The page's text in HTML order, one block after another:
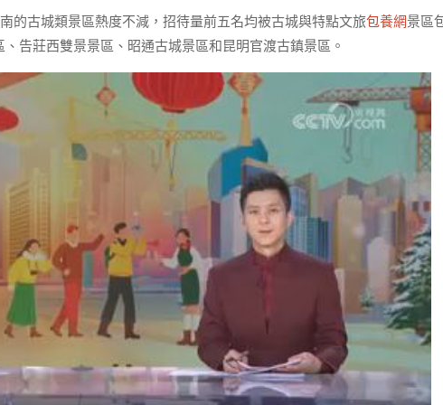
的古城類景區熱度不減，招待量前五名均被古城與特點文旅包養網景區
、告莊西雙景景區、昭通古城景區和昆明官渡古鎮景區。